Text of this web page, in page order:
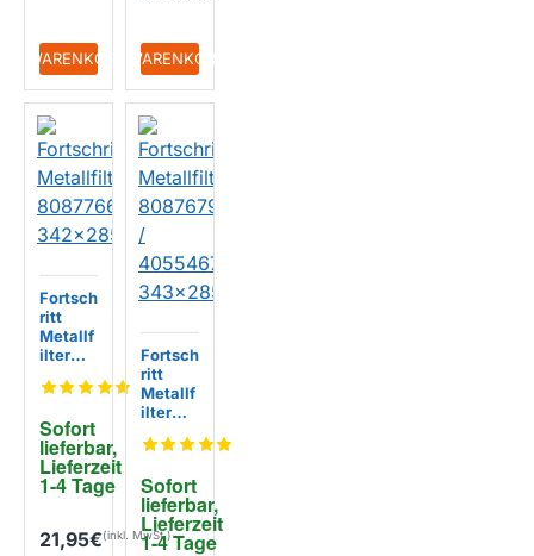
+ WARENKORB+ WARENKORB
Sofort
lieferbar,
Lieferzeit
1-4 Tage
Fortsch
ritt
Metallf
ilter
65
85x8m
m
21,95€
Sofort
lieferbar,
Lieferzeit
1-4 Tage
Fortsch
ritt
Metallf
ilter
90 /
67700
343x2
85mm